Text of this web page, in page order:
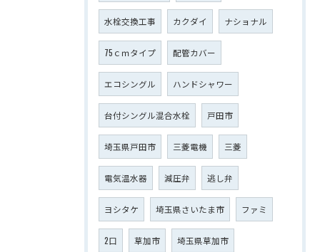
水栓交換工事 カクダイ ナショナル
75ｃｍタイプ 配管カバー
エコシングル ハンドシャワー
台付シングル混合水栓 戸田市
埼玉県戸田市 三菱電機 三菱
電気温水器 減圧弁 逃し弁
ヨシタケ 埼玉県さいたま市 ファミ
2口 草加市 埼玉県草加市